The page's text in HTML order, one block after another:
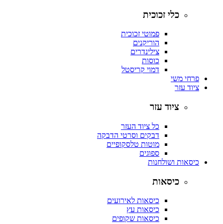
כלי זכוכית
פמוטי זכוכית
הוריקנים
צילינדרים
כוסות
דמוי קריסטל
פרחי משי
ציוד עזר
ציוד עזר
כל ציוד העזר
דבקים וסרטי הדבקה
מוטות טלסקופיים
ספוגים
כיסאות ושולחנות
כיסאות
כיסאות לאירועים
כיסאות עץ
כיסאות שקופים